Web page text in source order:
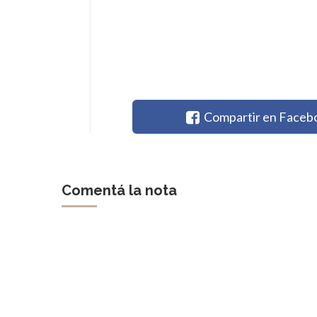
Compartir en
Comentá la nota